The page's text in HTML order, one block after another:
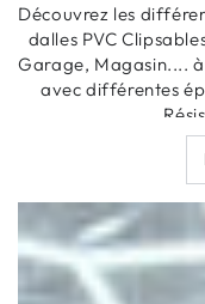
Découvrez les
dalles PVC
Garage, Magasin....
avec différentes